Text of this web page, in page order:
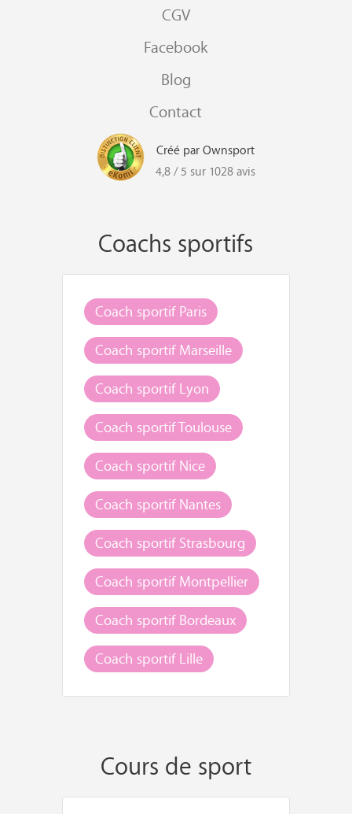
CGV
Facebook
Blog
Contact
Créé par Ownsport
4,8 / 5 sur 1028 avis
Coachs sportifs
Coach sportif Paris
Coach sportif Marseille
Coach sportif Lyon
Coach sportif Toulouse
Coach sportif Nice
Coach sportif Nantes
Coach sportif Strasbourg
Coach sportif Montpellier
Coach sportif Bordeaux
Coach sportif Lille
Cours de sport